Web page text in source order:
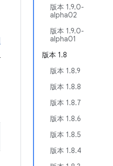
版本 1.9.0-
alpha02
版本 1.9.0-
alpha01
版本 1.8
版本 1.8.9
版本 1.8.8
版本 1.8.7
版本 1.8.6
版本 1.8.5
版本 1.8.4